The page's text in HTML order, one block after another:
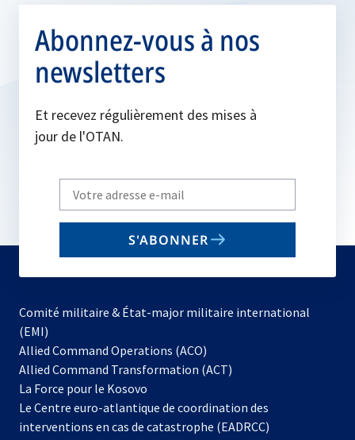
Abonnez-vous à nos
newsletters
Et recevez régulièrement des mises à
jour de l'OTAN.
Write
your
email
S'ABONNER
Comité militaire & État-major militaire international
(EMI)
Allied Command Operations (ACO)
dans
nouvel
onglet
Allied Command Transformation (ACT)
La Force pour le Kosovo
dans
un
Le Centre euro-atlantique de coordination des
interventions en cas de catastrophe (EADRCC)